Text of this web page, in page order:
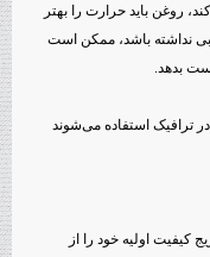
روغن باید حرارت را بهتر
نداشته باشد، ممکن است
بدهد.
ترافیک استفاده می‌شوند
کیفیت اولیه خود را از